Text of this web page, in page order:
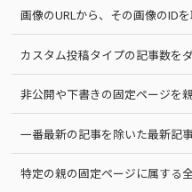
画像のURLから、その画像のID
カスタム投稿タイプの記事数を
非公開や下書きの固定ページを
一番最新の記事を除いた最新記
特定の親の固定ページに属する